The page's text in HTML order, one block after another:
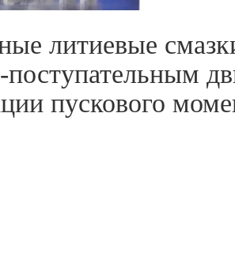
литиевые
поступательным
пускового